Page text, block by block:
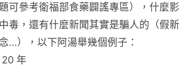
可參考衛福部食藥闢謠專區），什麼影
毒，還有什麼新聞其實是騙人的（假新
…），以下阿湯舉幾個例子：
年